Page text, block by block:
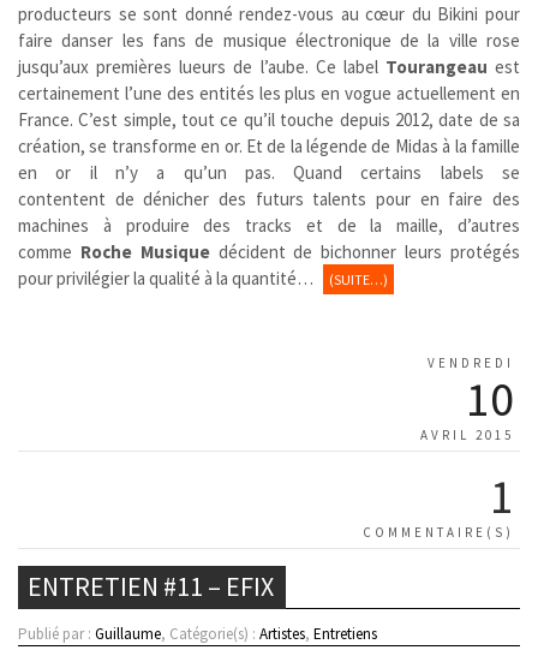
producteurs se sont donné rendez-vous au cœur du Bikini pour
faire danser les fans de musique électronique de la ville rose
jusqu’aux premières lueurs de l’aube. Ce label Tourangeau est
certainement l’une des entités les plus en vogue actuellement en
France. C’est simple, tout ce qu’il touche depuis 2012, date de sa
création, se transforme en or. Et de la légende de Midas à la famille
en or il n’y a qu’un pas. Quand certains labels se
contentent de dénicher des futurs talents pour en faire des
machines à produire des tracks et de la maille, d’autres
comme Roche Musiquedécident de bichonner leurs protégés
pour privilégier la qualité à la quantité…
(SUITE…)
VENDREDI
10
AVRIL 2015
1
COMMENTAIRE(S)
ENTRETIEN #11 – EFIX
Publié par : Guillaume, Catégorie(s) : Artistes, Entretiens